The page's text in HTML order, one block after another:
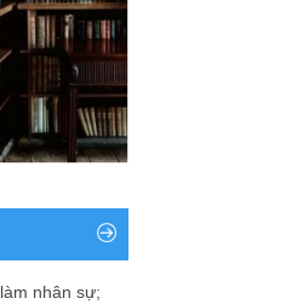
làm nhân sự;